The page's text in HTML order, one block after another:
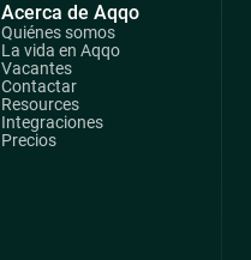
Acerca de Aqqo
Quiénes somos
La vida en Aqqo
Vacantes
Contactar
Resources
Integraciones
Precios